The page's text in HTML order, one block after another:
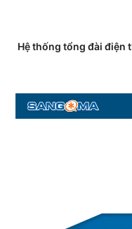
Hệ thống tổng đài điện